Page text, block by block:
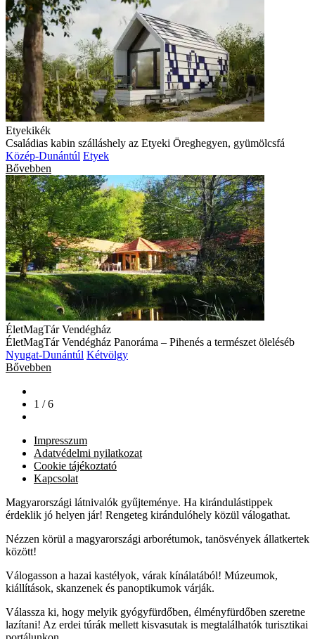
Etyekikék
Családias kabin szálláshely az Etyeki Öreghegyen, gyümölcsfá
Közép-Dunántúl Etyek
Bővebben
ÉletMagTár Vendégház
ÉletMagTár Vendégház Panoráma – Pihenés a természet öleléséb
Nyugat-Dunántúl Kétvölgy
Bővebben
1 / 6
Impresszum
Adatvédelmi nyilatkozat
Cookie tájékoztató
Kapcsolat
Magyarországi látnivalók gyűjteménye. Ha kirándulástippek
érdeklik jó helyen jár! Rengeteg kirándulóhely közül válogathat.
Nézzen körül a magyarországi arborétumok, tanösvények állatkertek
között!
Válogasson a hazai kastélyok, várak kínálatából! Múzeumok,
kiállítások, skanzenek és panoptikumok várják.
Válassza ki, hogy melyik gyógyfürdőben, élményfürdőben szeretne
lazítani! Az erdei túrák mellett kisvasutak is megtalálhatók turisztikai